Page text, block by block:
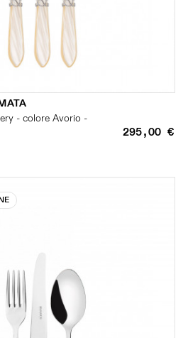
- colore Avorio -
295,00 €